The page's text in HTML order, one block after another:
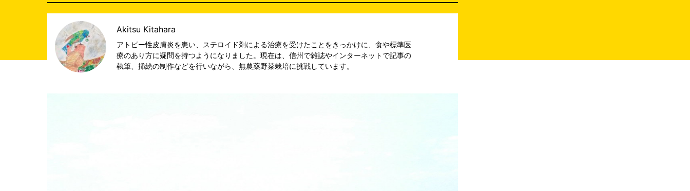
Akitsu Kitahara
アトピー性皮膚炎を患い、ステロイド剤による治療を受けたことをきっかけに、食や標準医
療のあり方に疑問を持つようになりました。現在は、信州で雑誌やインターネットで記事の
執筆、挿絵の制作などを行いながら、無農薬野菜栽培に挑戦しています。